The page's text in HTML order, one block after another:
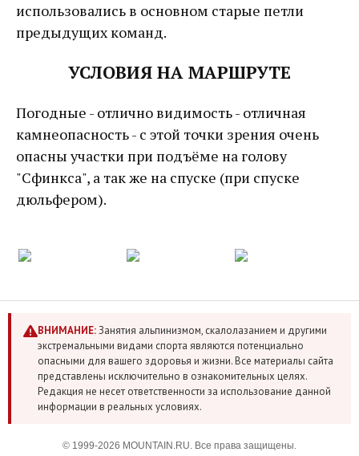
использовались в основном старые петли
предыдущих команд.
УСЛОВИЯ НА МАРШРУТЕ
Погодные - отлично видимость - отличная
камнеопасность - с этой точки зрения очень
опасны участки при подъёме на голову
"Сфинкса", а так же на спуске (при спуске
дюльфером).
ВНИМАНИЕ:Занятия альпинизмом, скалолазанием и другими
экстремальными видами спорта являются потенциально
опасными для вашего здоровья и жизни. Все материалы сайта
представлены исключительно в ознакомительных целях.
Редакция не несет ответственности за использование данной
информации в реальных условиях.
© 1999-2026 MOUNTAIN.RU. Все права защищены.